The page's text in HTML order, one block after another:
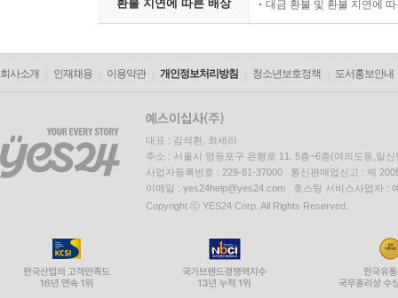
환불 지연에 따른 배상 대금 환불 및 환불 지연에
회사소개 인재채용 이용약관 개인정보처리방침 청소년보호정책 도서홍보안내
대표 : 김석환, 최세라
주소 : 서울시 영등포구 은행로 11, 5층~6층(여의도동,일신
사업자등록번호 : 229-81-37000 통신판매업신고 : 제
이메일 : yes24help@yes24.com 호스팅 서비스사업자 :
Copyright ⓒ YES24 Corp. All Rights Reserved.